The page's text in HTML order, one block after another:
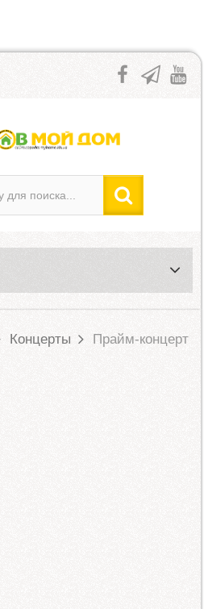
Концерты
Прайм-концерт